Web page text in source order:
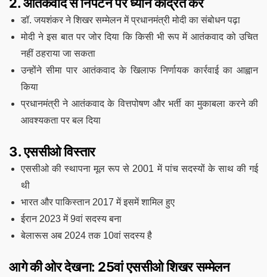
डॉ. जयशंकर ने शिखर सम्मेलन में प्रधानमंत्री मोदी का संबोधन पढ़ा
मोदी ने इस बात पर जोर दिया कि किसी भी रूप में आतंकवाद को उचित
नहीं ठहराया जा सकता
उन्होंने सीमा पार आतंकवाद के खिलाफ निर्णायक कार्रवाई का आह्वान
किया
प्रधानमंत्री ने आतंकवाद के वित्तपोषण और भर्ती का मुकाबला करने की
आवश्यकता पर बल दिया
3. एससीओ विस्तार
एससीओ की स्थापना मूल रूप से 2001 में पांच सदस्यों के साथ की गई
थी
भारत और पाकिस्तान 2017 में इसमें शामिल हुए
ईरान 2023 में 9वां सदस्य बना
बेलारूस अब 2024 तक 10वां सदस्य है
आगे की ओर देखना: 25वां एससीओ शिखर सम्मेलन